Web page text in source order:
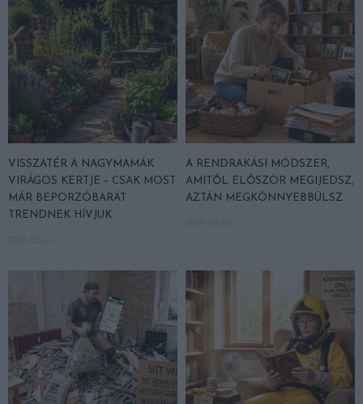
VISSZATÉR A NAGYMAMÁK
VIRÁGOS KERTJE – CSAK MOST
MÁR BEPORZÓBARÁT
TRENDNEK HÍVJUK
A RENDRAKÁSI MÓDSZER,
AMITŐL ELŐSZÖR MEGIJEDSZ,
AZTÁN MEGKÖNNYEBBÜLSZ